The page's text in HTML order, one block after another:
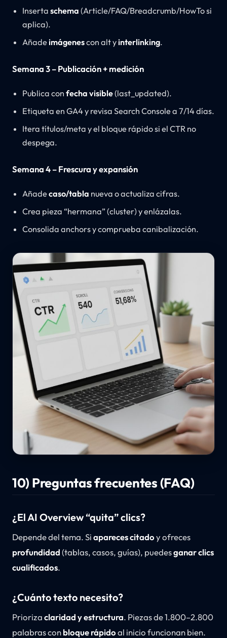
Inserta schema (Article/FAQ/Breadcrumb/HowTo si
aplica).
Añadeimágenescon alt yinterlinking.
Semana 3 – Publicación + medición
Publica con fecha visible(last_updated).
Etiqueta en GA4 y revisa Search Console a 7/14 días.
Itera títulos/meta y el bloque rápido si el CTR no
despega.
Semana 4 – Frescura y expansión
Añadecaso/tabla nueva o actualiza cifras.
Crea pieza “hermana” (cluster) y enlázalas.
Consolida anchors y comprueba canibalización.
10) Preguntas frecuentes (FAQ)
¿El AI Overview “quita” clics?
Depende del tema. Siapareces citadoy ofreces
profundidad(tablas, casos, guías), puedesganar clics
cualificados.
¿Cuánto texto necesito?
Priorizaclaridad y estructura. Piezas de 1.800–2.800
palabras conbloque rápidoal inicio funcionan bien.